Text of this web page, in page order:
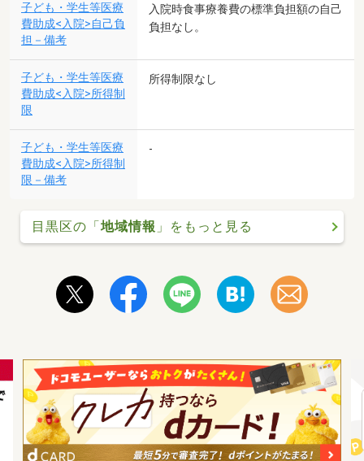
子ども・学生等医療
費助成<入院>自己負
担－備考
入院時食事療養費の標準負担額の自己
負担なし。
子ども・学生等医療
費助成<入院>所得制
限
所得制限なし
子ども・学生等医療
費助成<入院>所得制
限－備考
-
目黒区の「地域情報 」をもっと見る